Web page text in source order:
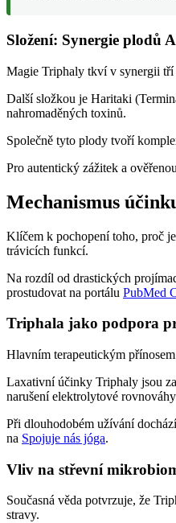
Složení: Synergie plodů
Magie Triphaly tkví v synergii tří
Další složkou je Haritaki
nahromaděných toxinů.
Společně tyto plody tvoří
Pro autentický zážitek a
Mechanismus
Klíčem k pochopení toho, proč
trávicích funkcí.
Na rozdíl od drastických
prostudovat na portálu PubMed
Triphala jako podpora
Hlavním terapeutickým
Laxativní účinky Triphaly jsou
narušení elektrolytové
Při dlouhodobém užívání
na Spojuje nás jóga.
Vliv na střevní
Současná věda potvrzuje, že
stravy.